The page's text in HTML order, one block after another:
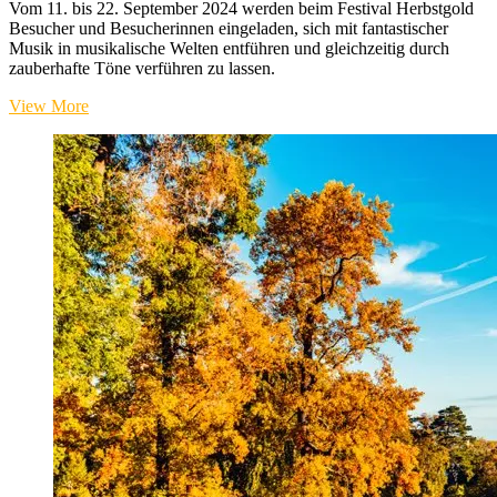
Vom 11. bis 22. September 2024 werden beim Festival Herbstgold
Besucher und Besucherinnen eingeladen, sich mit fantastischer
Musik in musikalische Welten entführen und gleichzeitig durch
zauberhafte Töne verführen zu lassen.
View MoreHerbstgold
Festival
„Verführung“